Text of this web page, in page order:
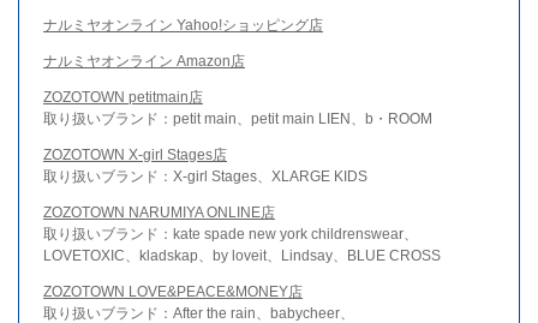
ナルミヤオンライン Yahoo!ショッピング店
ナルミヤオンライン Amazon店
ZOZOTOWN petitmain店
取り扱いブランド：petit main、petit main LIEN、b・ROOM
ZOZOTOWN X-girl Stages店
取り扱いブランド：X-girl Stages、XLARGE KIDS
ZOZOTOWN NARUMIYA ONLINE店
取り扱いブランド：kate spade new york childrenswear、
LOVETOXIC、kladskap、by loveit、Lindsay、BLUE CROSS
ZOZOTOWN LOVE&PEACE&MONEY店
取り扱いブランド：After the rain、babycheer、